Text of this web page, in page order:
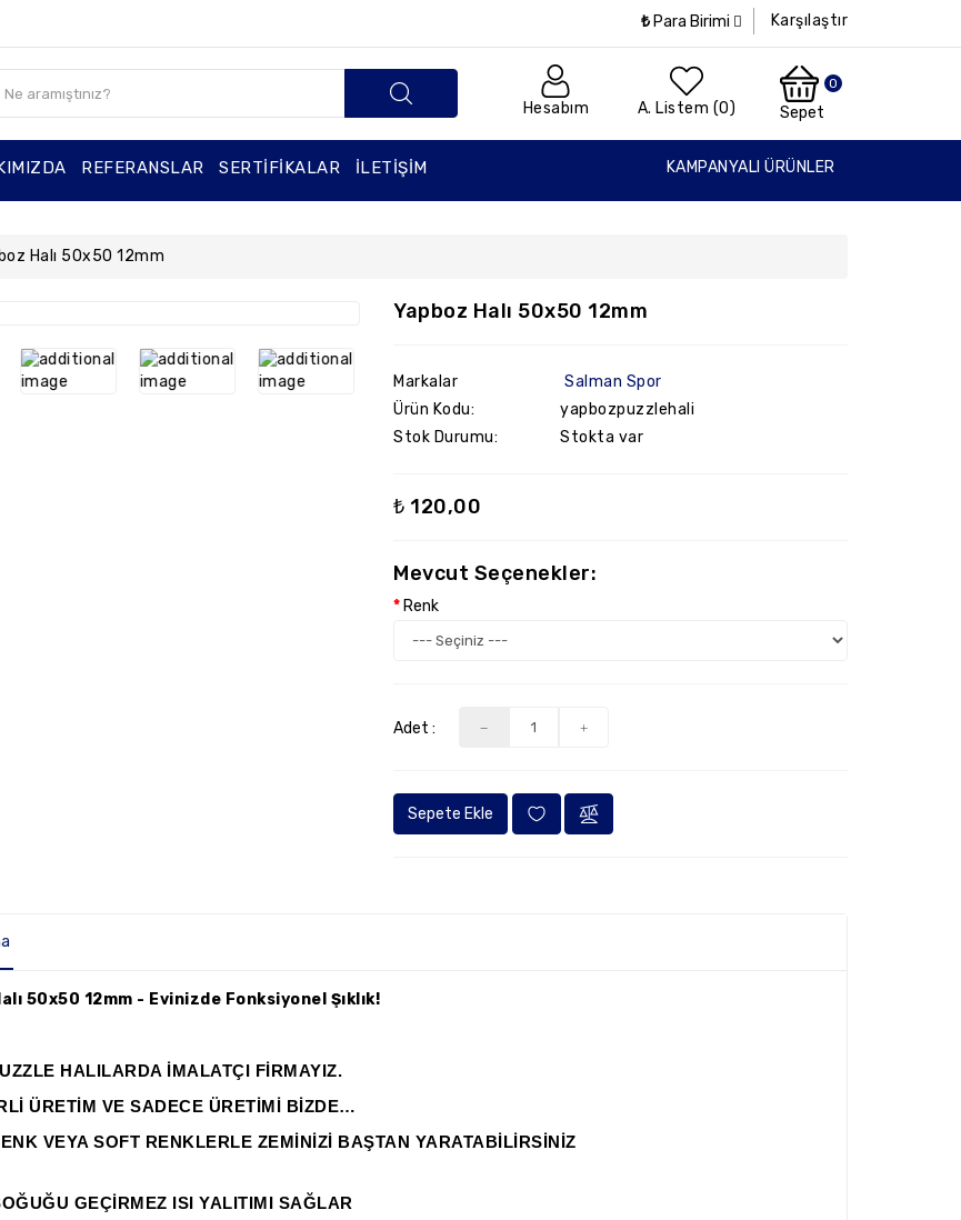
Karşılaştır
₺ Para Birimi
Hesabım A. Listem (0)
0
Sepet
REFERANSLAR SERTIFIKALAR İLETIŞIM KAMPANYALI ÜRÜNLER
Halı 50x50 12mm
Yapboz Halı 50x50 12mm
Markalar
Salman Spor
Ürün Kodu:
yapbozpuzzlehali
Stok Durumu:
Stokta var
₺ 120,00
Mevcut Seçenekler:
Renk
Adet :
Sepete Ekle
50x50 12mm - Evinizde Fonksiyonel Şıklık!
HALILARDA İMALATÇI FİRMAYIZ.
ÜRETİM VE SADECE ÜRETİMİ BİZDE…
VEYA SOFT RENKLERLE ZEMİNİZİ BAŞTAN YARATABİLİRSİNİZ
GEÇİRMEZ ISI YALITIMI SAĞLAR